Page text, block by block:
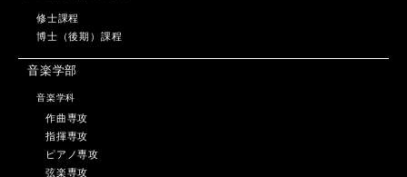
修士課程
博士（後期）課程
音楽学部
音楽学科
作曲専攻
指揮専攻
ピアノ専攻
弦楽専攻